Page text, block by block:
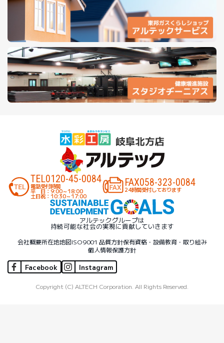
TEL0120-45-0084
電話受付時間
平 日：9:00～18:00
土日祝：10:30～17:00
FAX058-323-0084
24時間受付しております
アルテックグループは
持続可能な社会の実現に貢献していきます
会社概要所在地地図ISO9001 品質方針保有資格・設備教育・取り組み
個人情報保護方針
Facebook Instagram
Copyright (C) ALTECH Corporation. All Rights Reserved.